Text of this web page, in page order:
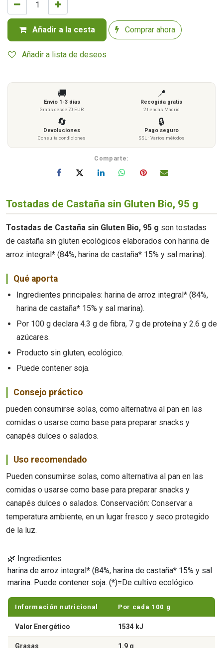
Añadir a la cesta Comprar ahora
Añadir a lista de deseos
🚚
Envío 1-3 días
Gratis desde 70 EUR
📍
Recogida gratis
2 tiendas Madrid
🔄
Devoluciones
Consulta condiciones
🔒
Pago seguro
SSL · Varios métodos
Comparte:
Tostadas de Castaña sin Gluten Bio, 95 g
Tostadas de Castaña sin Gluten Bio, 95 g son tostadas
de castaña sin gluten ecológicos elaborados con harina de
arroz integral* (84%, harina de castaña* 15% y sal marina).
Qué aporta
Ingredientes principales: harina de arroz integral* (84%,
harina de castaña* 15% y sal marina).
Por 100 g declara 4.3 g de fibra, 7 g de proteína y 2.6 g de
azúcares.
Producto sin gluten, ecológico.
Puede contener soja.
Consejo práctico
pueden consumirse solas, como alternativa al pan en las
comidas o usarse como base para preparar snacks y
canapés dulces o salados.
Uso recomendado
Pueden consumirse solas, como alternativa al pan en las
comidas o usarse como base para preparar snacks y
canapés dulces o salados. Conservación: Conservar a
temperatura ambiente, en un lugar fresco y seco protegido
de la luz.
🌿 Ingredientes
harina de arroz integral* (84%, harina de castaña* 15% y sal
marina. Puede contener soja. (*)=De cultivo ecológico.
Información nutricional Por cada 100 g
Valor Energético 1534 kJ
Grasas 1.9 g